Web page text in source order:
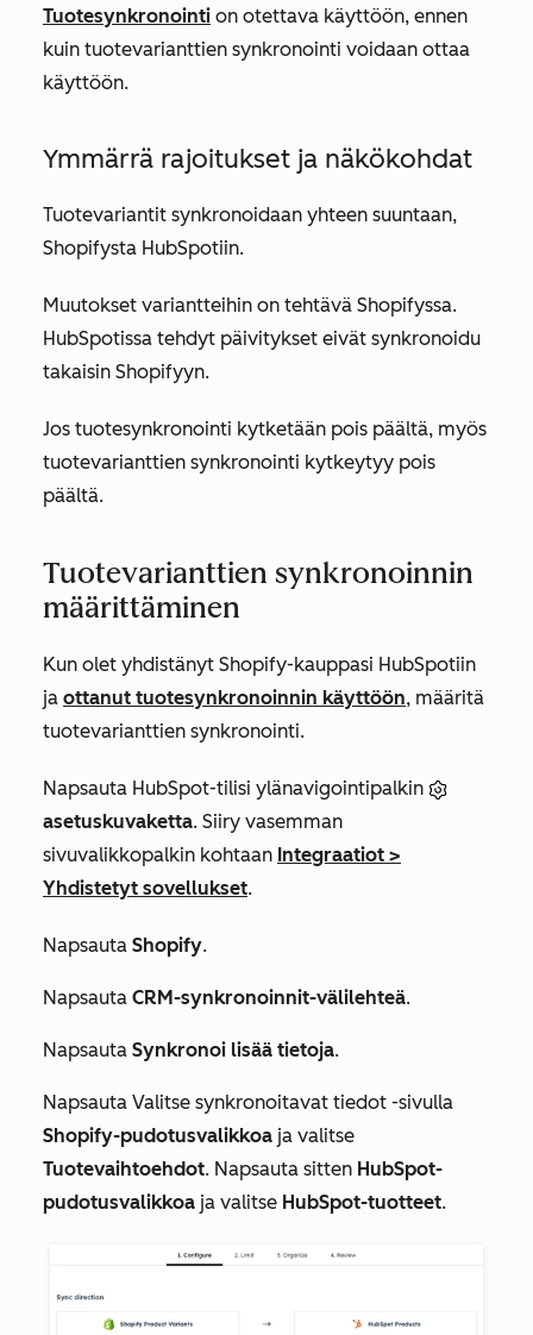
Tuotesynkronointi on otettava käyttöön, ennen
kuin tuotevarianttien synkronointi voidaan ottaa
käyttöön.
Ymmärrä rajoitukset ja näkökohdat
Tuotevariantit synkronoidaan yhteen suuntaan,
Shopifysta HubSpotiin.
Muutokset variantteihin on tehtävä Shopifyssa.
HubSpotissa tehdyt päivitykset eivät synkronoidu
takaisin Shopifyyn.
Jos tuotesynkronointi kytketään pois päältä, myös
tuotevarianttien synkronointi kytkeytyy pois
päältä.
Tuotevarianttien synkronoinnin
määrittäminen
Kun olet yhdistänyt Shopify-kauppasi HubSpotiin
ja ottanut tuotesynkronoinnin käyttöön, määritä
tuotevarianttien synkronointi.
Napsauta HubSpot-tilisi ylänavigointipalkin
asetuskuvaketta. Siiry vasemman
sivuvalikkopalkin kohtaan Integraatiot >
Yhdistetyt sovellukset.
Napsauta Shopify.
Napsauta CRM-synkronoinnit-välilehteä.
Napsauta Synkronoi lisää tietoja.
Napsauta Valitse synkronoitavat tiedot -sivulla
Shopify-pudotusvalikkoa ja valitse
Tuotevaihtoehdot. Napsauta sitten HubSpot-
pudotusvalikkoa ja valitse HubSpot-tuotteet.